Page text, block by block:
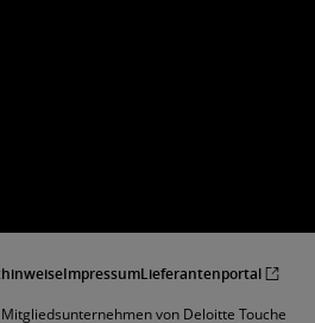
ImpressumLieferantenportal
von Deloitte Touche